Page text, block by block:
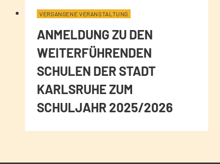
VERGANGENE VERANSTALTUNG
ANMELDUNG ZU DEN
WEITERFÜHRENDEN
SCHULEN DER STADT
KARLSRUHE ZUM
SCHULJAHR 2025/2026